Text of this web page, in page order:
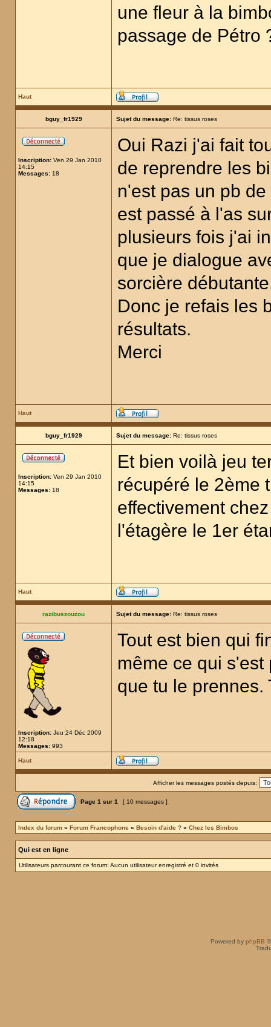
une fleur à la
passage de Pétro
Haut
bguy_fr1929 Sujet du message: Re: tissus roses
Inscription: Ven 29 Jan 2010
14:15
Messages: 18
Oui Razi j'ai fait
de reprendre les
n'est pas un pb
est passé à l'as
plusieurs fois j'ai
que je dialogue
sorcière
Donc je refais les
résultats.
Merci
Haut
bguy_fr1929 Sujet du message: Re: tissus roses
Inscription: Ven 29 Jan 2010
14:15
Messages: 18
Et bien voilà jeu
récupéré le 2ème
effectivement
l'étagère le 1er
Haut
razibuszouzou Sujet du message: Re: tissus roses
Inscription: Jeu 24 Déc 2009
12:18
Messages: 993
Tout est bien qui
même ce qui
que tu le prennes.
Haut
Afficher les messages postés depuis:
Page 1 sur 1 [ 10 messages ]
Index du forum » Forum Francophone » Besoin d'aide ? » Chez les Bimbos
Qui est en ligne
Utilisateurs parcourant ce forum: Aucun utilisateur enregistré et 0 invités
Powered by phpBB